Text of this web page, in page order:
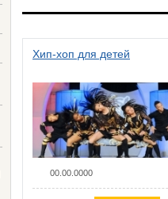
Хип-хоп для детей
00.00.0000